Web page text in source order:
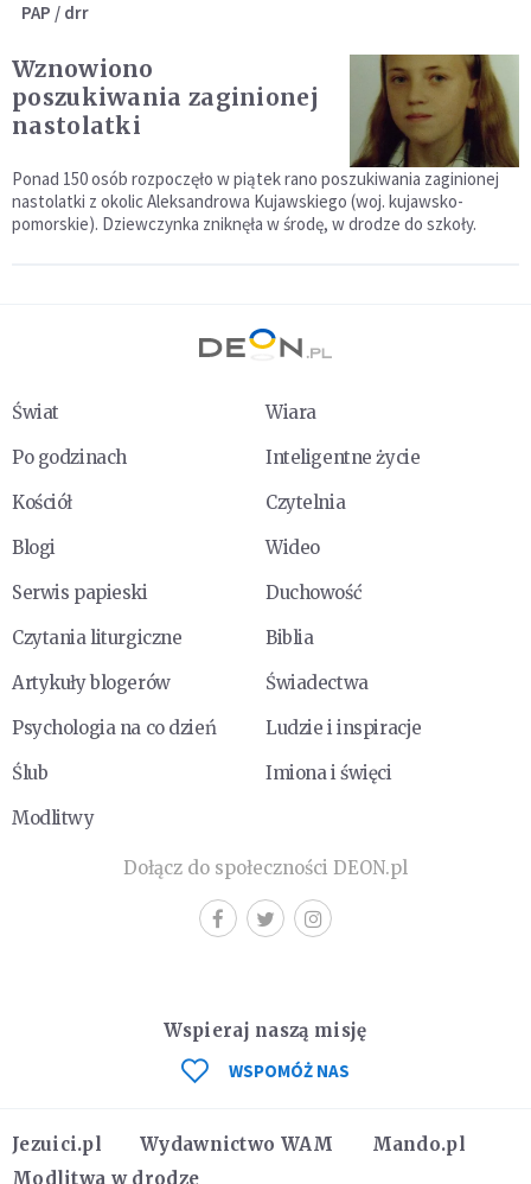
PAP / drr
Wznowiono
poszukiwania zaginionej
nastolatki
Ponad 150 osób rozpoczęło w piątek rano poszukiwania zaginionej
nastolatki z okolic Aleksandrowa Kujawskiego (woj. kujawsko-
pomorskie). Dziewczynka zniknęła w środę, w drodze do szkoły.
Świat
Wiara
Po godzinach
Inteligentne życie
Kościół
Czytelnia
Blogi
Wideo
Serwis papieski
Duchowość
Czytania liturgiczne
Biblia
Artykuły blogerów
Świadectwa
Psychologia na co dzień
Ludzie i inspiracje
Ślub
Imiona i święci
Modlitwy
Dołącz do społeczności DEON.pl
Jezuici.pl Wydawnictwo WAM
Mando.pl
Modlitwa w drodze
Wspieraj naszą misję
WSPOMÓŻ NAS